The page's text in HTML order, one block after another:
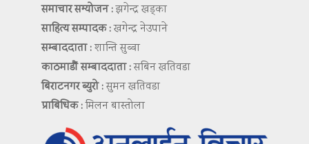
समाचार सम्योजन :झगेन्द्र खड्का
साहित्य सम्पादक :खगेन्द्र नेउपाने
सम्बाददाता :शान्ति सुब्बा
काठमाडौं सम्बाददाता :सबिन खतिवडा
बिराटनगर ब्युरो :सुमन खतिवडा
प्राबिधिक :मिलन बास्तोला